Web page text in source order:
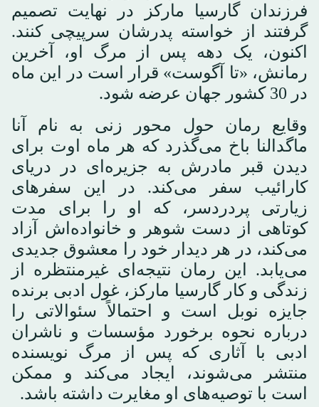
فرزندان گارسیا مارکز در نهایت تصمیم
گرفتند از خواسته‌ پدرشان سرپیچی کنند.
اکنون، یک دهه پس از مرگ او، آخرین
رمانش، «تا آگوست» قرار است در این ماه
در 30 کشور جهان عرضه شود.
وقایع رمان حول محور زنی به نام آنا
ماگدالنا باخ می‌گذرد که هر ماه اوت برای
دیدن قبر مادرش به جزیره‌ای در دریای
کارائیب سفر می‌کند. در این سفرهای
زیارتی پردردسر، که او را برای مدت
کوتاهی از دست شوهر و خانواده‌اش آزاد
می‌کند، در هر دیدار خود را معشوق جدیدی
می‌یابد. این رمان نتیجه‌ای غیرمنتظره از
زندگی و کار گارسیا مارکز، غول ادبی برنده
جایزه نوبل است و احتمالاً سئوالاتی را
درباره نحوه برخورد مؤسسات و ناشران
ادبی با آثاری که پس از مرگ نویسنده
منتشر می‌شوند، ایجاد می‌کند و ممکن
است با توصیه‌های او مغایرت داشته باشد.